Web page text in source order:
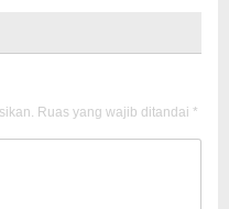
Ruas yang wajib ditandai *